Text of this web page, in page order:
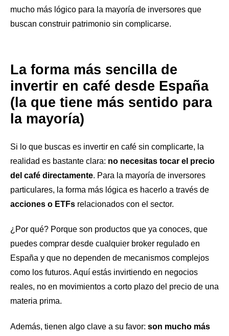
mucho más lógico para la mayoría de inversores que
buscan construir patrimonio sin complicarse.
La forma más sencilla de
invertir en café desde España
(la que tiene más sentido para
la mayoría)
Si lo que buscas es invertir en café sin complicarte, la
realidad es bastante clara: no necesitas tocar el precio
del café directamente. Para la mayoría de inversores
particulares, la forma más lógica es hacerlo a través de
acciones o ETFs relacionados con el sector.
¿Por qué? Porque son productos que ya conoces, que
puedes comprar desde cualquier broker regulado en
España y que no dependen de mecanismos complejos
como los futuros. Aquí estás invirtiendo en negocios
reales, no en movimientos a corto plazo del precio de una
materia prima.
Además, tienen algo clave a su favor: son mucho más